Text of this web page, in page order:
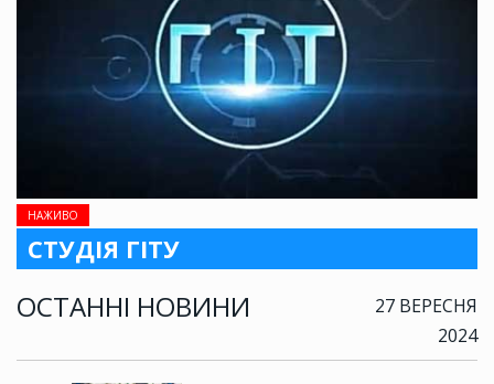
НАЖИВО
СТУДІЯ ГІТУ
ОСТАННІ НОВИНИ
27 ВЕРЕСНЯ
2024